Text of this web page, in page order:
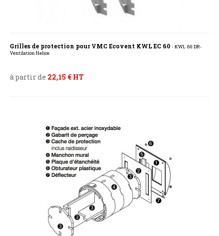
Grilles de protection pour VMC Ecovent KWL EC 60 - KWL 60 DR-
Ventilation Helios
à partir de 22,15 € HT